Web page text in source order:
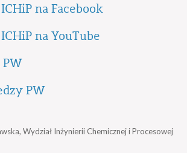
na Facebook
na YouTube
PW
Wydział Inżynierii Chemicznej i Procesowej